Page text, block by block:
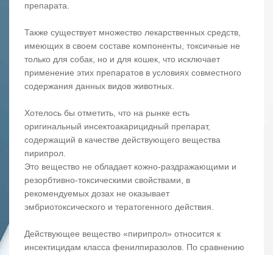
препарата.
Также существует множество лекарственных средств,
имеющих в своем составе компоненты, токсичные не
только для собак, но и для кошек, что исключает
применение этих препаратов в условиях совместного
содержания данных видов животных.
Хотелось бы отметить, что на рынке есть
оригинальный инсектоакарицидный препарат,
содержащий в качестве действующего вещества
пирипрол.
Это вещество не обладает кожно-раздражающими и
резорбтивно-токсическими свойствами, в
рекомендуемых дозах не оказывает
эмбриотоксического и тератогенного действия.
Действующее вещество «пирипрол» относится к
инсектицидам класса фенилпиразолов. По сравнению